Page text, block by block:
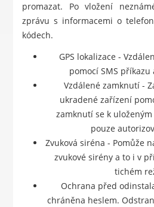
promazat. Po vložení
zprávu s informacemi o
kódech.
GPS lokalizace -
pomocí SMS příkazu
Vzdálené zamknutí -
ukradené zařízení
zamknutí se k
pouze
Zvuková siréna - Pomůže
zvukové sirény a to i v
tichém
Ochrana před
chráněna heslem.